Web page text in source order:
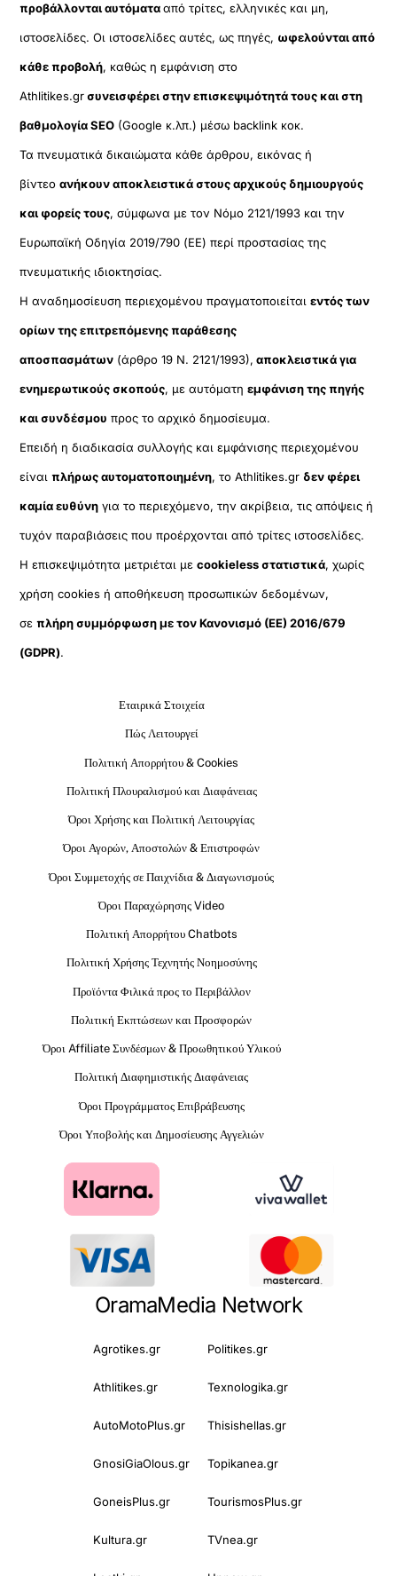
προβάλλονται αυτόματααπό τρίτες, ελληνικές και μη,
ιστοσελίδες. Οι ιστοσελίδες αυτές, ως πηγές, ωφελούνται από
κάθε προβολή, καθώς η εμφάνιση στο
Athlitikes.grσυνεισφέρει στην επισκεψιμότητά τους και στη
βαθμολογία SEO (Google κ.λπ.) μέσω backlink κοκ.
Τα πνευματικά δικαιώματα κάθε άρθρου, εικόνας ή
βίντεοανήκουν αποκλειστικά στους αρχικούς δημιουργούς
και φορείς τους, σύμφωνα με τον Νόμο 2121/1993 και την
Ευρωπαϊκή Οδηγία 2019/790 (ΕΕ) περί προστασίας της
πνευματικής ιδιοκτησίας.
Η αναδημοσίευση περιεχομένου πραγματοποιείταιεντός των
ορίων της επιτρεπόμενης παράθεσης
αποσπασμάτων (άρθρο 19 Ν. 2121/1993), αποκλειστικά για
ενημερωτικούς σκοπούς, με αυτόματηεμφάνιση της πηγής
και συνδέσμου προς το αρχικό δημοσίευμα.
Επειδή η διαδικασία συλλογής και εμφάνισης περιεχομένου
είναιπλήρως αυτοματοποιημένη, το Athlitikes.gr δεν φέρει
καμία ευθύνη για το περιεχόμενο, την ακρίβεια, τις απόψεις ή
τυχόν παραβιάσεις που προέρχονται από τρίτες ιστοσελίδες.
Η επισκεψιμότητα μετριέται μεcookieless στατιστικά, χωρίς
χρήση cookies ή αποθήκευση προσωπικών δεδομένων,
σεπλήρη συμμόρφωση με τον Κανονισμό (ΕΕ) 2016/679
(GDPR).
Εταιρικά Στοιχεία
Πώς Λειτουργεί
Πολιτική Απορρήτου & Cookies
Πολιτική Πλουραλισμού και Διαφάνειας
Όροι Χρήσης και Πολιτική Λειτουργίας
Όροι Αγορών, Αποστολών & Επιστροφών
Όροι Συμμετοχής σε Παιχνίδια & Διαγωνισμούς
Όροι Παραχώρησης Video
Πολιτική Απορρήτου Chatbots
Πολιτική Χρήσης Τεχνητής Νοημοσύνης
Προϊόντα Φιλικά προς το Περιβάλλον
Πολιτική Εκπτώσεων και Προσφορών
Όροι Affiliate Συνδέσμων & Προωθητικού Υλικού
Πολιτική Διαφημιστικής Διαφάνειας
Όροι Προγράμματος Επιβράβευσης
Όροι Υποβολής και Δημοσίευσης Αγγελιών
OramaMedia Network
Agrotikes.gr Politikes.gr
Athlitikes.gr Texnologika.gr
AutoMotoPlus.gr Thisishellas.gr
GnosiGiaOlous.gr Topikanea.gr
GoneisPlus.gr TourismosPlus.gr
Kultura.gr TVnea.gr